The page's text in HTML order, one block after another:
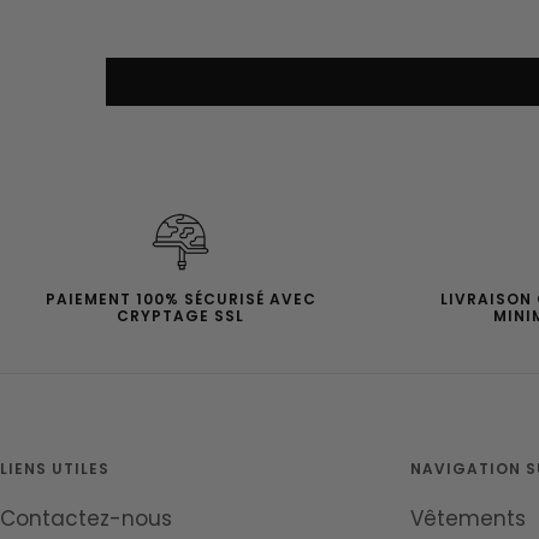
PAIEMENT 100% SÉCURISÉ AVEC
CRYPTAGE SSL
LIVRAISON
LIENS UTILES
Contactez-nous
NAVIGATION
Vêtements